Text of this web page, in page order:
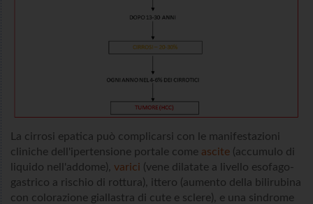
La cirrosi epatica può complicarsi con le manifestazioni
cliniche dell'ipertensione portale come ascite (accumulo di
liquido nell'addome), varici (vene dilatate a livello esofago-
gastrico a rischio di rottura), ittero (aumento della bilirubina
con colorazione giallastra di cute e sclere), e una sindrome